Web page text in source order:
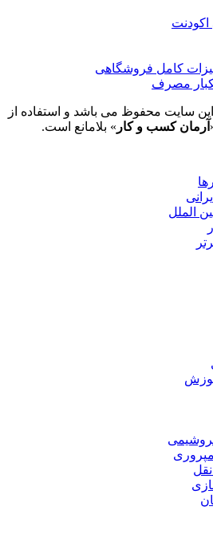
اکودنت
کامل فروشگاهی
مصرف
سایت محفوظ می باشد و استفاده از
آرمان کسب و کار » بلامانع است.
الملل